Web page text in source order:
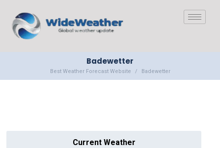
Badewetter
Best Weather Forecast Website Badewetter
Current Weather